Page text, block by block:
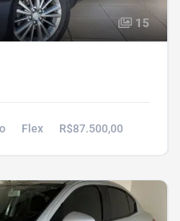
15
Flex R$87.500,00